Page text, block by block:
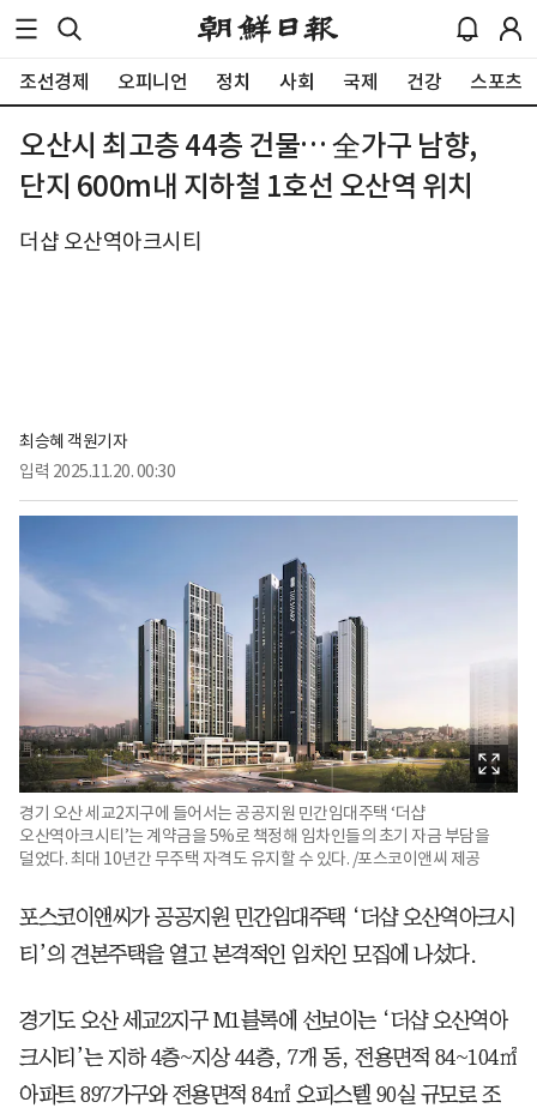
조선경제 오피니언 정치 사회 국제 건강 스포츠
오산시 최고층 44층 건물… 全가구 남향,
단지 600m내 지하철 1호선 오산역 위치
더샵 오산역아크시티
최승혜 객원기자
입력 2025.11.20. 00:30
경기 오산 세교2지구에 들어서는 공공지원 민간임대주택 ‘더샵
오산역아크시티’는 계약금을 5%로 책정해 임차인들의 초기 자금 부담을
덜었다. 최대 10년간 무주택 자격도 유지할 수 있다. /포스코이앤씨 제공
포스코이앤씨가 공공지원 민간임대주택 ‘더샵 오산역아크시
티’의 견본주택을 열고 본격적인 임차인 모집에 나섰다.
경기도 오산 세교2지구 M1블록에 선보이는 ‘더샵 오산역아
크시티’는 지하 4층~지상 44층, 7개 동, 전용면적 84~104㎡
아파트 897가구와 전용면적 84㎡ 오피스텔 90실 규모로 조